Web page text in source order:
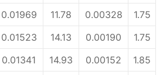
0.01969 11.78 0.00328
1.75
0.01523 14.13 0.00190
1.75
0.01341 14.93 0.00152
1.85